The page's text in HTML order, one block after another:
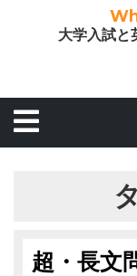
大学入試と
超・長文